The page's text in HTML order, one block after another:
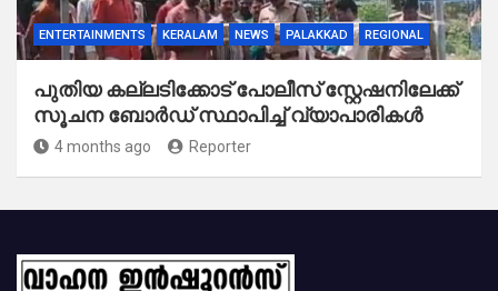
ENTERTAINMENTS KERALAM NEWS PALAKKAD REGIONAL
പുതിയ കല്ലടിക്കോട് പോലീസ് സ്റ്റേഷനിലേക്ക്
സൂചന ബോർഡ് സ്ഥാപിച്ച് വ്യാപാരികൾ
4 months ago Reporter